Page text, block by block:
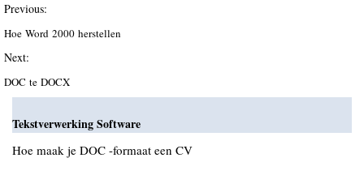
Previous:
Hoe Word 2000 herstellen
Next:
DOC te DOCX
Tekstverwerking Software
Hoe maak je DOC -formaat een CV